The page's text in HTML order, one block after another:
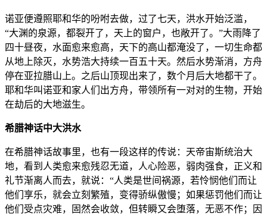
诺亚便遵照耶和华的吩咐去做，过了七天，洪水开始泛滥，
“大渊的泉源，都裂开了，天上的窗户，也敞开了。”大雨降了
四十昼夜，水面愈来愈高，天下的高山都淹没了，一切生命都
从地上除灭，水势浩大持续一百五十天。然后水势渐消，方舟
停在亚拉腊山上。之后山顶现出来了，数个月后大地都干了。
耶和华叫诺亚和家人们出方舟，带领所有一对对的生物，开始
在劫后的大地滋生。
希腊神话中大洪水
在希腊神话故事里，也有一段这样的传说：天帝宙斯统治大
地，看到人类愈来愈残忍无道，人心险恶，弱肉强食，正义和
礼节渐离人而去，就说：“人类是世间祸源，若怜悯他们而让
他们享乐，就会立刻繁殖，变得骄纵傲慢；如果惩罚他们而让
他们受点灾难，固然会收敛，但转瞬又会堕落，无恶不作；因